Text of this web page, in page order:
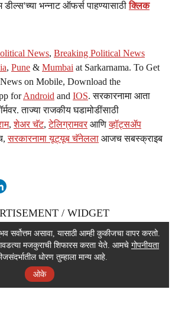
डील्स'च्या भन्नाट ऑफर्स पाहण्यासाठीक्लिक
News, Breaking Political News
, Pune & Mumbai at Sarkarnama. To Get
on Mobile, Download the
forAndroid and IOS. सरकारनामा आता
ताज्या राजकीय घडामोडींसाठी
,शेअर चॅट,टेलिग्रामवर आणिव्हॉट्सॲप
सरकारनामा यूट्यूब चॅनेलला आजच सबस्क्राइब
/ WIDGET
/ WIDGET
/ WIDGET
सर्वोत्तम असावा, यासाठी आम्ही कुकीजचा वापर करतो.
मजकुराची शिफारस करता येते. आमचे गोपनीयता
धोरण तुम्हाला मान्य आहे.
ओके